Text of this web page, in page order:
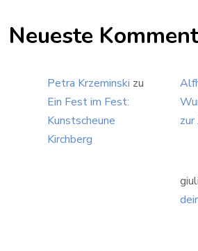
Neueste
Petra Krzeminski zu
Ein Fest im Fest:
Kunstscheune
Kirchberg